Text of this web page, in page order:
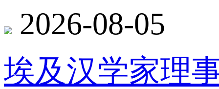
2026-08-05
埃及汉学家理